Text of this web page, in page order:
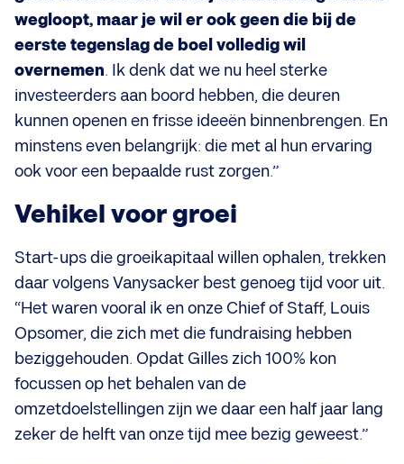
wegloopt, maar je wil er ook geen die bij de
eerste tegenslag de boel volledig wil
overnemen. Ik denk dat we nu heel sterke
investeerders aan boord hebben, die deuren
kunnen openen en frisse ideeën binnenbrengen. En
minstens even belangrijk: die met al hun ervaring
ook voor een bepaalde rust zorgen.”
Vehikel voor groei
Start-ups die groeikapitaal willen ophalen, trekken
daar volgens Vanysacker best genoeg tijd voor uit.
“Het waren vooral ik en onze Chief of Staff, Louis
Opsomer, die zich met die fundraising hebben
beziggehouden. Opdat Gilles zich 100% kon
focussen op het behalen van de
omzetdoelstellingen zijn we daar een half jaar lang
zeker de helft van onze tijd mee bezig geweest.”